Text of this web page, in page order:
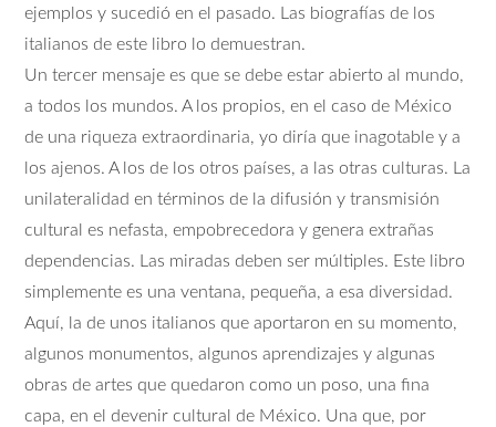
ejemplos y sucedió en el pasado. Las biografías de los
italianos de este libro lo demuestran.
Un tercer mensaje es que se debe estar abierto al mundo,
a todos los mundos. A los propios, en el caso de México
de una riqueza extraordinaria, yo diría que inagotable y a
los ajenos. A los de los otros países, a las otras culturas. La
unilateralidad en términos de la difusión y transmisión
cultural es nefasta, empobrecedora y genera extrañas
dependencias. Las miradas deben ser múltiples. Este libro
simplemente es una ventana, pequeña, a esa diversidad.
Aquí, la de unos italianos que aportaron en su momento,
algunos monumentos, algunos aprendizajes y algunas
obras de artes que quedaron como un poso, una fina
capa, en el devenir cultural de México. Una que, por